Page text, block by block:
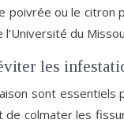
ou le citron
du
les
sont
colmater les